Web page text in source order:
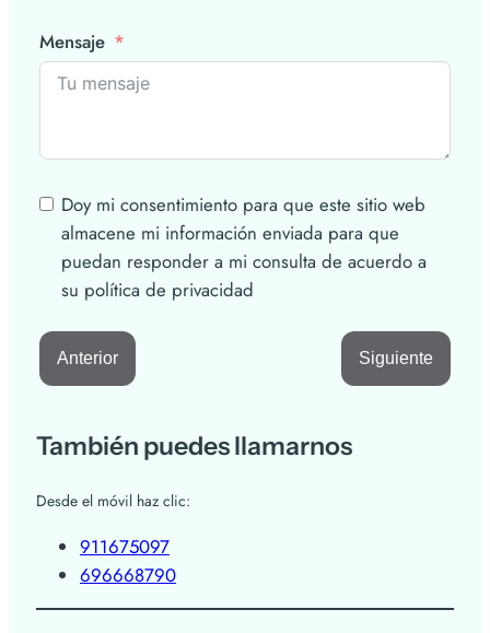
Mensaje
Doy mi consentimiento para que este sitio web
almacene mi información enviada para que
puedan responder a mi consulta de acuerdo a
su política de privacidad
Anterior Siguiente
También puedes llamarnos
Desde el móvil haz clic:
911675097
696668790